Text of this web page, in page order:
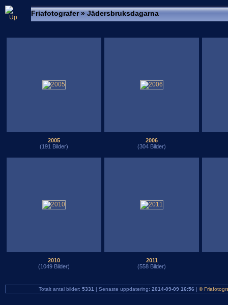
Friafotografer» Jädersbruksdagarna
2005
(191 Bilder)
2006
(304 Bilder)
2010
(1049 Bilder)
2011
(558 Bilder)
Totalt antal bilder: 5331 | Senaste uppdatering: 2014-09-09 16:56 | ©